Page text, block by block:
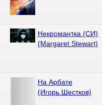
Некромантка (СИ)
(Margaret Stewart)
На Арбате
(Игорь Шестков)